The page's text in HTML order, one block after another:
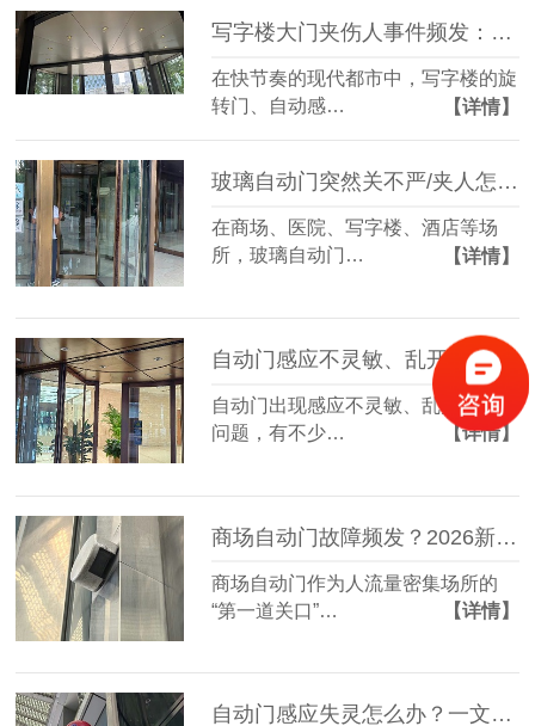
写字楼大门夹伤人事件频发：责任归谁？我们又该如何防范？
在快节奏的现代都市中，写字楼的旋
转门、自动感…
【详情】
玻璃自动门突然关不严/夹人怎么办？一文教你锁定核心故障源
在商场、医院、写字楼、酒店等场
所，玻璃自动门…
【详情】
自动门感应不灵敏、乱开乱关？维修师傅不愿透露的3个“零成本”排查法！
自动门出现感应不灵敏、乱开乱关的
问题，有不少…
【详情】
商场自动门故障频发？2026新维修保养指南，省下50%维修费
商场自动门作为人流量密集场所的
“第一道关口”…
【详情】
自动门感应失灵怎么办？一文教你快速排查与修复